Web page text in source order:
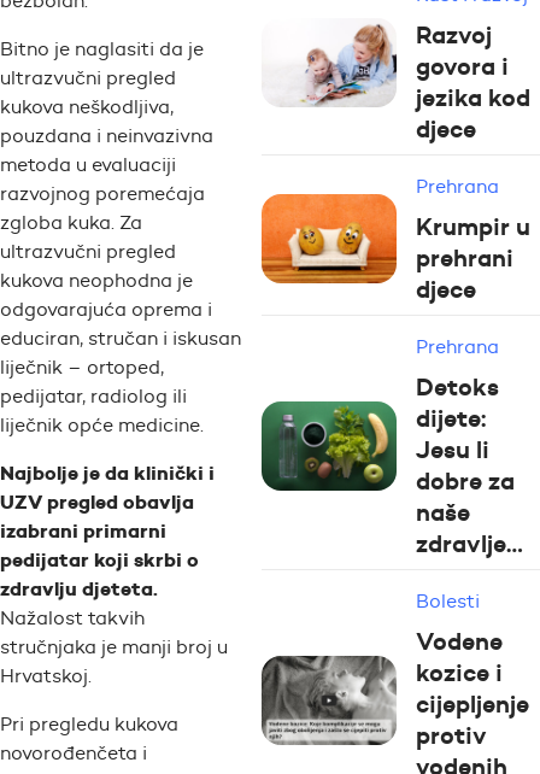
Bitno je naglasiti da je
ultrazvučni pregled
kukova neškodljiva,
pouzdana i neinvazivna
metoda u evaluaciji
razvojnog poremećaja
zgloba kuka. Za
ultrazvučni pregled
kukova neophodna je
odgovarajuća oprema i
educiran, stručan i iskusan
liječnik – ortoped,
pedijatar, radiolog ili
liječnik opće medicine.
Najbolje je da klinički i
UZV pregled obavlja
izabrani primarni
pedijatar koji skrbi o
zdravlju djeteta.
Nažalost takvih
stručnjaka je manji broj u
Hrvatskoj.
Pri pregledu kukova
novorođenčeta i
Razvoj
govora i
jezika kod
djece
Prehrana
Krumpir u
prehrani
djece
Prehrana
Detoks
dijete:
Jesu li
dobre za
naše
zdravlje…
Bolesti
Vodene
kozice i
cijepljenje
protiv
vodenih